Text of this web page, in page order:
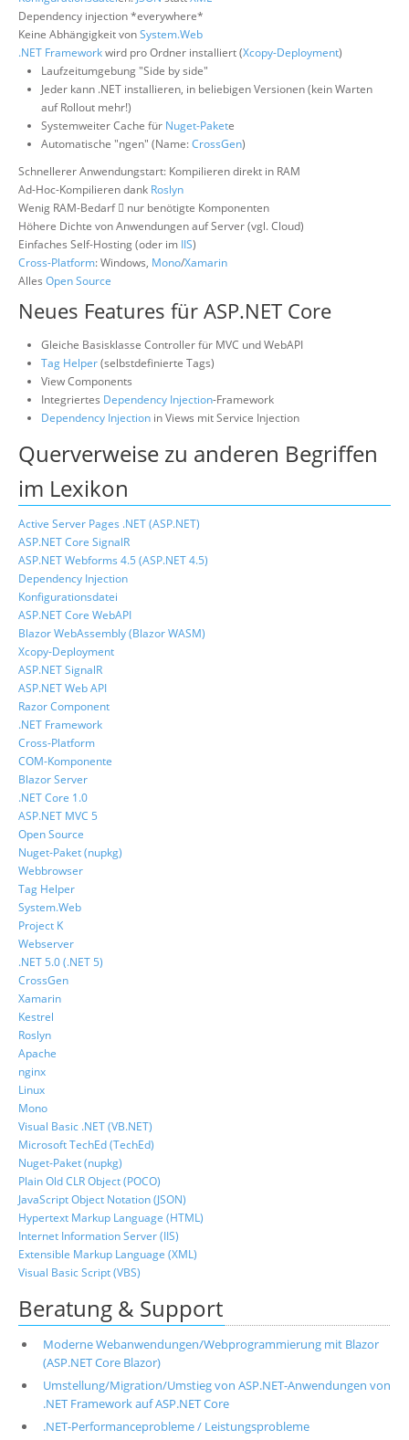
Dependency injection *everywhere*
Keine Abhängigkeit vonSystem.Web
.NET Frameworkwird pro Ordner installiert (Xcopy-Deployment)
Laufzeitumgebung "Side by side"
Jeder kann .NET installieren, in beliebigen Versionen (kein Warten
auf Rollout mehr!)
Systemweiter Cache für Nuget-Pakete
Automatische "ngen" (Name:CrossGen)
Schnellerer Anwendungstart: Kompilieren direkt in RAM
Ad-Hoc-Kompilieren dank Roslyn
Wenig RAM-Bedarf  nur benötigte Komponenten
Höhere Dichte von Anwendungen auf Server (vgl. Cloud)
Einfaches Self-Hosting (oder im IIS)
Cross-Platform: Windows, Mono/Xamarin
Alles Open Source
Neues Features für ASP.NET Core
Gleiche Basisklasse Controller für MVC und WebAPI
Tag Helper(selbstdefinierte Tags)
View Components
Integriertes Dependency Injection-Framework
Dependency Injection in Views mit Service Injection
Querverweise zu anderen Begriffen
im Lexikon
Active Server Pages .NET (ASP.NET)
ASP.NET Core SignalR
ASP.NET Webforms 4.5 (ASP.NET 4.5)
Dependency Injection
Konfigurationsdatei
ASP.NET Core WebAPI
Blazor WebAssembly (Blazor WASM)
Xcopy-Deployment
ASP.NET SignalR
ASP.NET Web API
Razor Component
.NET Framework
Cross-Platform
COM-Komponente
Blazor Server
.NET Core 1.0
ASP.NET MVC 5
Open Source
Nuget-Paket (nupkg)
Webbrowser
Tag Helper
System.Web
Project K
Webserver
.NET 5.0 (.NET 5)
CrossGen
Xamarin
Kestrel
Roslyn
Apache
nginx
Linux
Mono
Visual Basic .NET (VB.NET)
Microsoft TechEd (TechEd)
Nuget-Paket (nupkg)
Plain Old CLR Object (POCO)
JavaScript Object Notation (JSON)
Hypertext Markup Language (HTML)
Internet Information Server (IIS)
Extensible Markup Language (XML)
Visual Basic Script (VBS)
Beratung & Support
Moderne Webanwendungen/Webprogrammierung mit Blazor
(ASP.NET Core Blazor)
Umstellung/Migration/Umstieg von ASP.NET-Anwendungen von
.NET Framework auf ASP.NET Core
.NET-Performanceprobleme / Leistungsprobleme